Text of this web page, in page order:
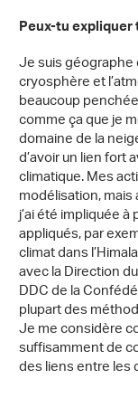
Peux-tu
Je suis
cryosphère et
beaucoup
comme ça que je
domaine de la
d’avoir un lien fort
climatique. Mes
modélisation, mais
j’ai été impliquée
appliqués, par
climat dans
avec la Direction
DDC de la
plupart des
Je me considère
suffisamment de
des liens entre